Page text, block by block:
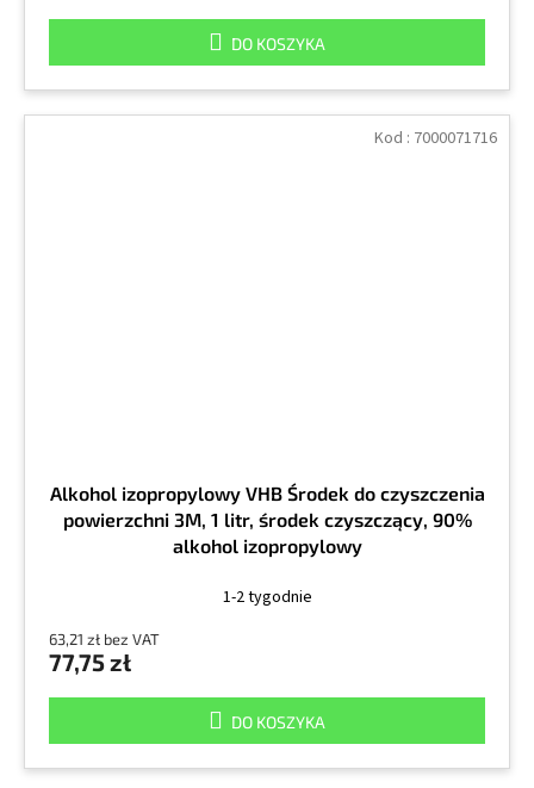
DO KOSZYKA
Alkohol izopropylowy VHB Środek do czyszczenia
powierzchni 3M, 1 litr, środek czyszczący, 90%
alkohol izopropylowy
1-2 tygodnie
63,21 zł bez VAT
77,75 zł
DO KOSZYKA
Kod : 7000071716